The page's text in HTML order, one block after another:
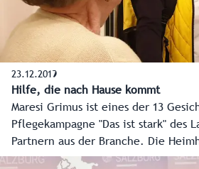
23.12.2019
Hilfe, die nach Hause kommt
Maresi Grimus ist eines der 13
Pflegekampagne "Das ist stark" des
Partnern aus der Branche. Die
Hilfswerk im Pongau unterwegs